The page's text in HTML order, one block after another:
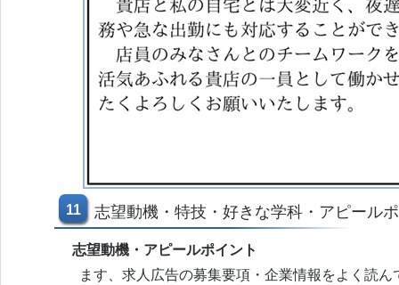
11 志望動機・特技・好きな学科・アピール
志望動機・アピールポイント
ます、求人広告の募集要項・企業情報をよく読